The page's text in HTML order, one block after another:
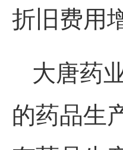
折旧费用
大唐药
的药品生